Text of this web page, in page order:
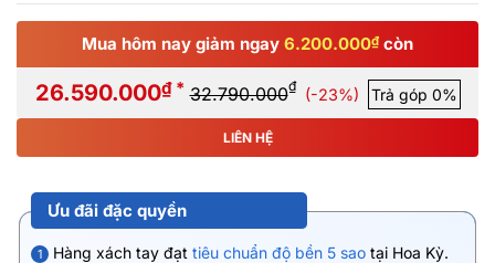
Mua hôm nay giảm ngay 6.200.000₫ còn
26.590.000₫ * 32.790.000₫ (-23%) Trả góp 0%
LIÊN HỆ
Ưu đãi đặc quyền
1 Hàng xách tay đạt tiêu chuẩn độ bền 5 sao tại Hoa Kỳ.